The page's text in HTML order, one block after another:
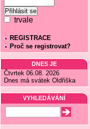
trvale
REGISTRACE
Proč se registrovat?
DNES JE
Čtvrtek 06.08. 2026
Dnes má svátek Oldřiška
VYHLEDÁVÁNÍ